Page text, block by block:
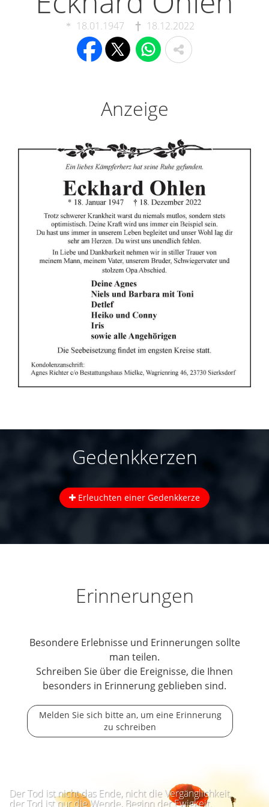
18.01.1947 18.12.2022
Anzeige
Gedenkkerzen
Erleuchten einer Gedenkkerze
Erinnerungen
Besondere Erlebnisse und Erinnerungen sollte
man teilen.
Schreiben Sie über die Ereignisse, die Ihnen
besonders in Erinnerung geblieben sind.
Melden Sie sich bitte an, um eine Erinnerung
zu schreiben
Der Tod ist nicht das Ende, nicht die Vergänglichkeit,
der Tod ist nur die Wende, Beginn der Ewigkeit.